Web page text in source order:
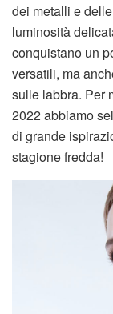
dei metalli e
luminosità
conquistano un
versatili, ma
sulle labbra. Per
2022 abbiamo
di grande
stagione fredda!